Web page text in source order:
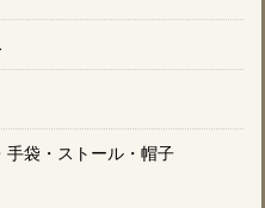
手袋・ストール・帽子